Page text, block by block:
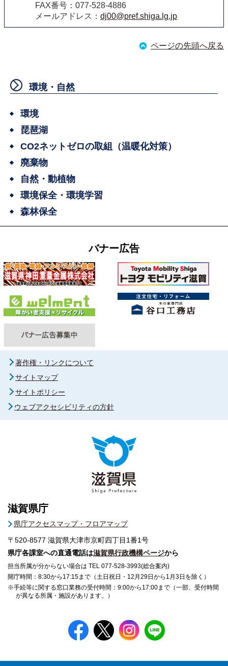
FAX番号：077-528-4886
メールアドレス： dj00@pref.shiga.lg.jp
ページの先頭へ戻る
環境・自然
環境
琵琶湖
CO2ネットゼロの取組（温暖化対策）
廃棄物
自然・動植物
環境保全・環境学習
森林保全
バナー広告
著作権・リンクについて
サイトマップ
サイトポリシー
ウェブアクセシビリティの方針
滋賀県庁
県庁アクセスマップ・フロアマップ
〒520-8577 滋賀県大津市京町四丁目1番1号
県庁各課室への直通電話は滋賀県行政機構ページから
担当所属が分からない場合は TEL 077-528-3993(総合案内)
開庁時間：8:30から17:15まで（土日祝日・12月29日から1月3日を除く）
※手続等に関する窓口業務の受付時間：9:00から17:00まで（一部、受付時間
が異なる所属・施設があります。）